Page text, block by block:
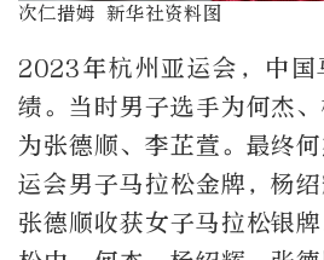
次仁措姆 新华社资料图
2023年杭州亚运会，中国
绩。当时男子选手为何杰
为张德顺、李芷萱。最终
运会男子马拉松金牌，杨绍
张德顺收获女子马拉松银